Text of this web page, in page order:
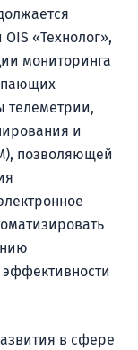
«Технолог»,
мониторинга
телеметрии,
и
позволяющей
эффективности
в сфере